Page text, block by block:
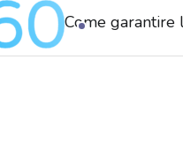
Come garantire